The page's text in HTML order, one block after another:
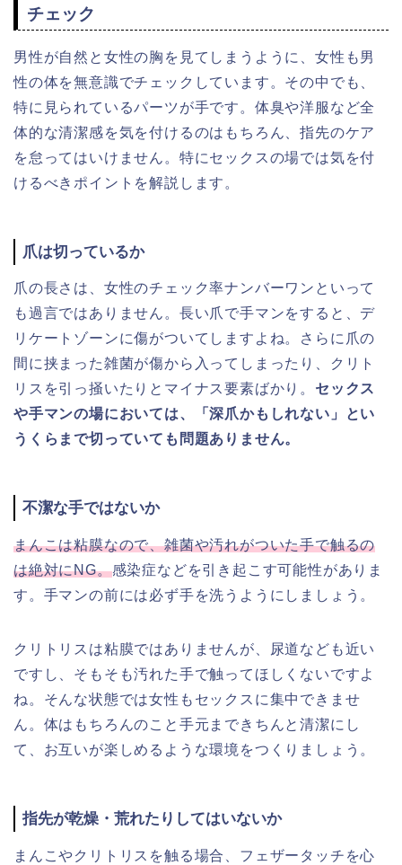
チェック
男性が自然と女性の胸を見てしまうように、女性も男
性の体を無意識でチェックしています。その中でも、
特に見られているパーツが手です。体臭や洋服など全
体的な清潔感を気を付けるのはもちろん、指先のケア
を怠ってはいけません。特にセックスの場では気を付
けるべきポイントを解説します。
爪は切っているか
爪の長さは、女性のチェック率ナンバーワンといって
も過言ではありません。長い爪で手マンをすると、デ
リケートゾーンに傷がついてしますよね。さらに爪の
間に挟まった雑菌が傷から入ってしまったり、クリト
リスを引っ掻いたりとマイナス要素ばかり。 セックス
や手マンの場においては、「深爪かもしれない」とい
うくらまで切っていても問題ありません。
不潔な手ではないか
まんこは粘膜なので、雑菌や汚れがついた手で触るの
は絶対にNG。感染症などを引き起こす可能性がありま
す。手マンの前には必ず手を洗うようにしましょう。
クリトリスは粘膜ではありませんが、尿道なども近い
ですし、そもそも汚れた手で触ってほしくないですよ
ね。そんな状態では女性もセックスに集中できませ
ん。体はもちろんのこと手元まできちんと清潔にし
て、お互いが楽しめるような環境をつくりましょう。
指先が乾燥・荒れたりしてはいないか
まんこやクリトリスを触る場合、フェザータッチを心